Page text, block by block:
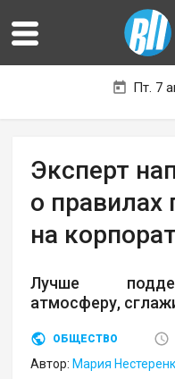
Пт. 7
Эксперт
о правилах
на
Лучше
атмосферу,
ОБЩЕСТВО
Автор: Мария